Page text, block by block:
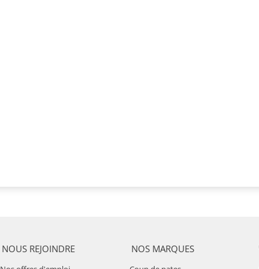
NOUS REJOINDRE NOS MARQUES